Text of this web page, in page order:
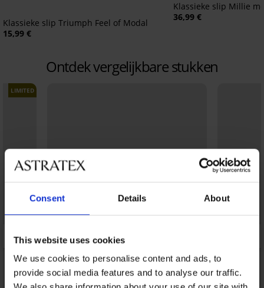
Consent Details About
This website uses cookies
We use cookies to personalise content and ads, to
provide social media features and to analyse our traffic.
Klassieke slip Triumph Feel of Modal
15,99 €
Klassieke slip Millie
36,99 €
Ontdek vergelijkbare stukken
LIMITED